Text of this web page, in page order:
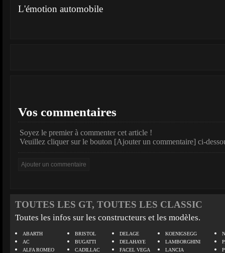
L'émotion automobile
Vos commentaires
Soyez le premier à commenter cet article !
Veuillez cliquer sur le bouton [Ajouter un commentaire] ci-
TOUTES LES GT, TOUTES LES CLASSIC
Toutes les infos sur les constructeurs et les modèles.
ABARTH
AC
ALFA ROMEO
BRISTOL
BUGATTI
CADILLAC
DELAGE
DELAHAYE
FACEL VEGA
KOENIGSEGG
LAMBORGHINI
LANCIA